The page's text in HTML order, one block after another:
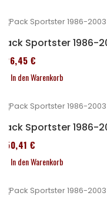
Pack Sportster 1986-
326,45 €
In den Warenkorb
Pack Sportster 1986-
450,41 €
In den Warenkorb